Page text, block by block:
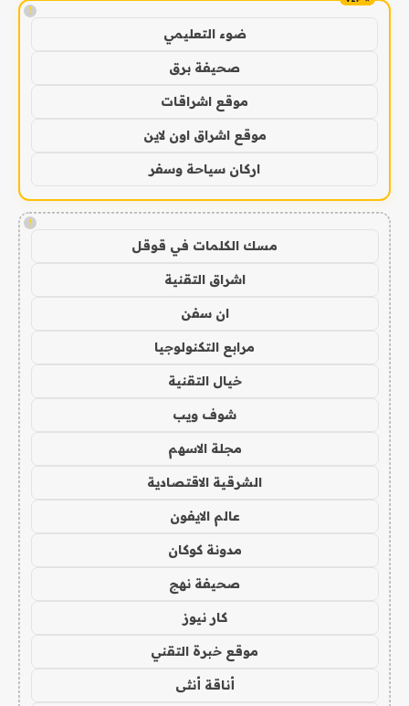
!
ضوء التعليمي
صحيفة برق
موقع اشراقات
موقع اشراق اون لاين
اركان سياحة وسفر
!
مسك الكلمات في قوقل
اشراق التقنية
ان سفن
مرابع التكنولوجيا
خيال التقنية
شوف ويب
مجلة الاسهم
الشرقية الاقتصادية
عالم الايفون
مدونة كوكان
صحيفة نهج
كار نيوز
موقع خبرة التقني
أناقة أنثى